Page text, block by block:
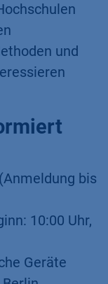
und
bis
10:00 Uhr,
Geräte